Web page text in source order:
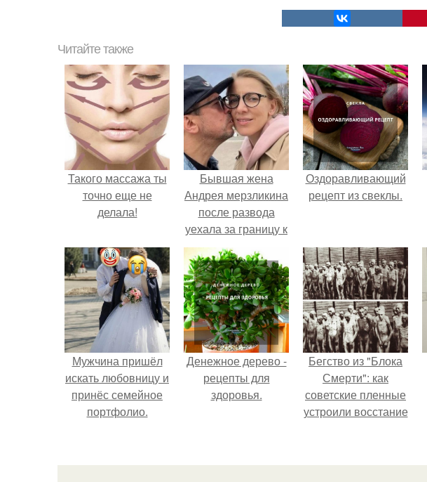
Читайте также
Такого массажа ты
точно еще не
делала!
Бывшая жена
Андрея мерзликина
после развода
уехала за границу к
новому избраннику
оставив детей.
Оздоравливающий
рецепт из свеклы.
Мужчина пришёл
искать любовницу и
принёс семейное
портфолио.
Денежное дерево -
рецепты для
здоровья.
Бегство из "Блока
Смерти": как
советские пленные
устроили восстание